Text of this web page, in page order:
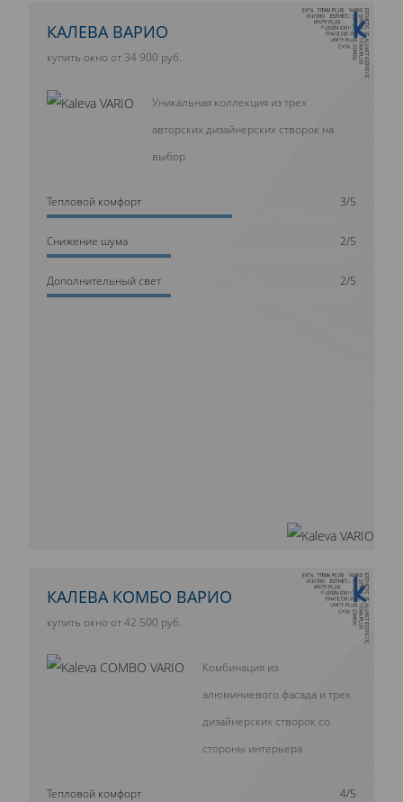
10 ЛЕТ ГАРАНТИИ
КАЛЕВА ВАРИО
купить окно от 34 900 руб.
Уникальная коллекция из трех
авторских дизайнерских створок на
выбор
Тепловой комфорт 3/5
Cнижение шума 2/5
Дополнительный свет 2/5
10 ЛЕТ ГАРАНТИИ
КАЛЕВА КОМБО ВАРИО
купить окно от 42 500 руб.
Комбинация из
алюминиевого фасада и трех
дизайнерских створок со
стороны интерьера
Тепловой комфорт 4/5